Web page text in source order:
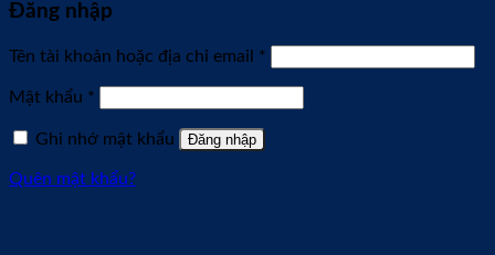
Đăng nhập
Tên tài khoản hoặc địa chỉ email *
Mật khẩu *
Ghi nhớ mật khẩu
Đăng nhập
Quên mật khẩu?